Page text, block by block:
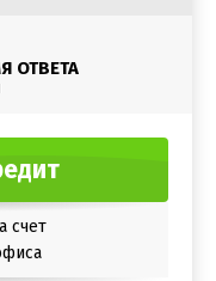
ОТВЕТА
счет